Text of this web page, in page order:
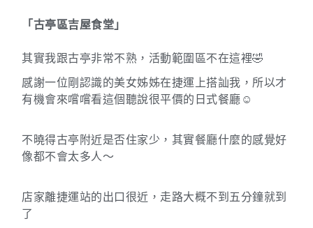
「 古亭區吉屋食堂」
其實我跟古亭非常不熟，活動範圍區不在這裡🤣
感謝一位剛認識的美女姊姊在捷運上搭訕我，所以才
有機會來嚐嚐看這個聽說很平價的日式餐廳 ☺️
不曉得古亭附近是否住家少，其實餐廳什麼的感覺好
像都不會太多人～
店家離捷運站的出口很近，走路大概不到五分鐘就到
了